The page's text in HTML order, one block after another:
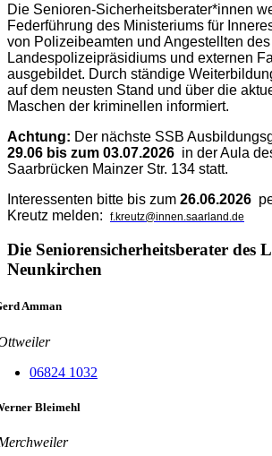
Die Senioren-Sicherheitsberater*innen
Federführung des Ministeriums für
von Polizeibeamten und Angestellten des
Landespolizeipräsidiums und externen
ausgebildet. Durch ständige
auf dem neusten Stand und über die
Maschen der kriminellen informiert.
Achtung: Der nächste SSB
29.06 bis zum 03.07.2026 in der Aula
Saarbrücken Mainzer Str. 134 statt.
Interessenten bitte bis zum 26.06.2026
Kreutz melden:
f.kreutz@innen.saarland.de
Die Seniorensicherheitsberater des
Neunkirchen
Amman
06824 1032
Bleimehl